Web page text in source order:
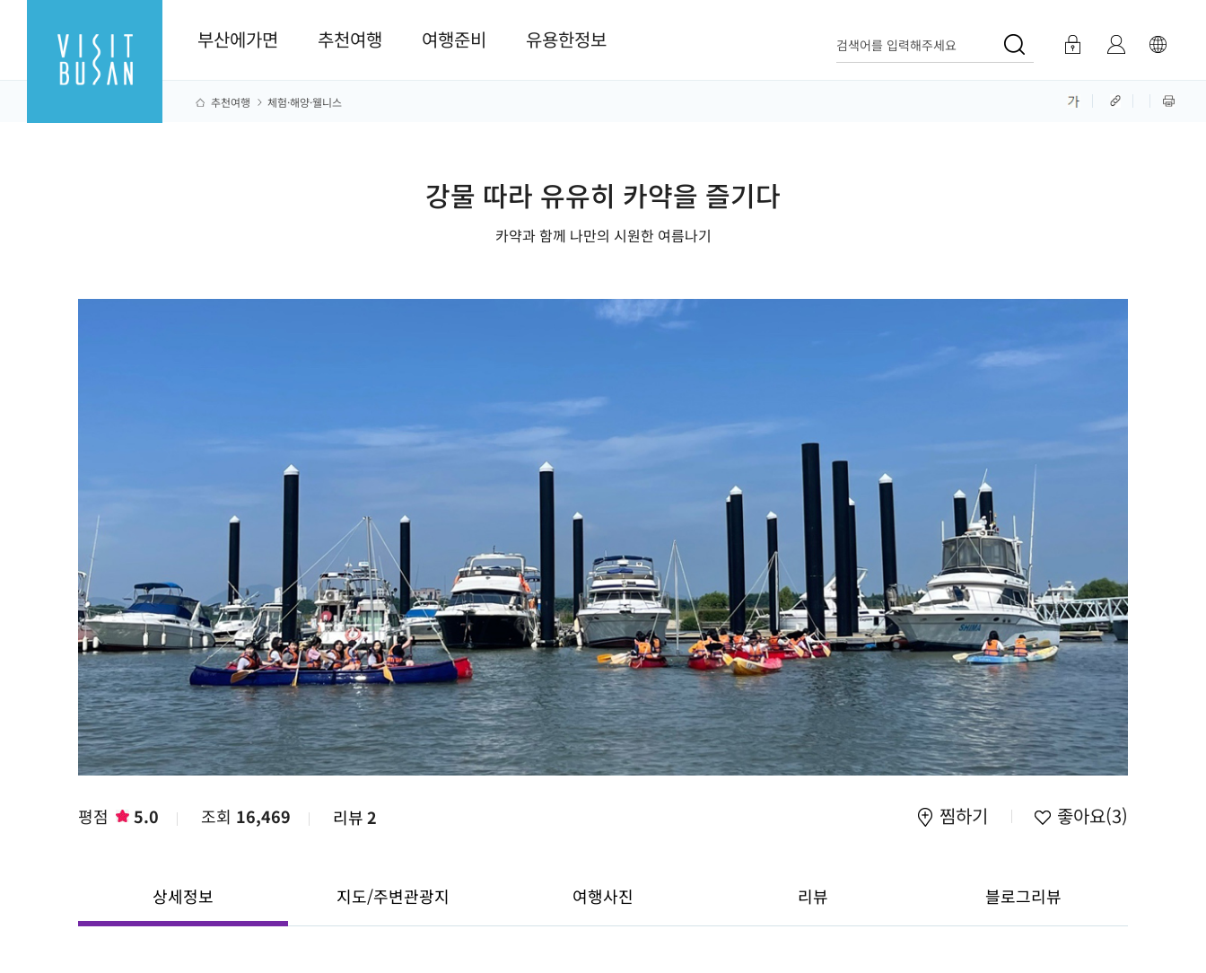
부산에가면 추천여행 여행준비 유용한정보 검색어를 입력해주세요
추천여행 체험·해양·웰니스
강물 따라 유유히 카약을 즐기다
카약과 함께 나만의 시원한 여름나기
평점 5.0 조회 16,469 리뷰2 찜하기 좋아요(3)
상세정보 지도/주변관광지 여행사진 리뷰 블로그리뷰